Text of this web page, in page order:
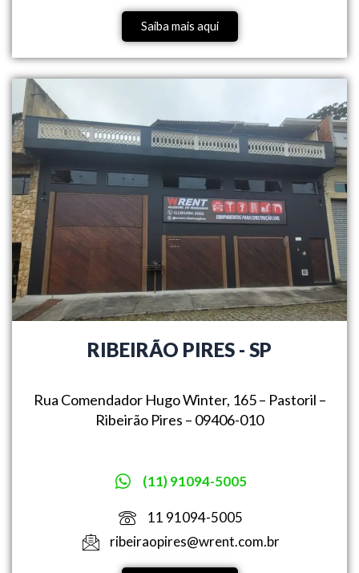
Saiba mais aqui
RIBEIRÃO PIRES - SP
Rua Comendador Hugo Winter, 165 – Pastoril –
Ribeirão Pires – 09406-010
(11) 91094-5005
11 91094-5005
ribeiraopires@wrent.com.br